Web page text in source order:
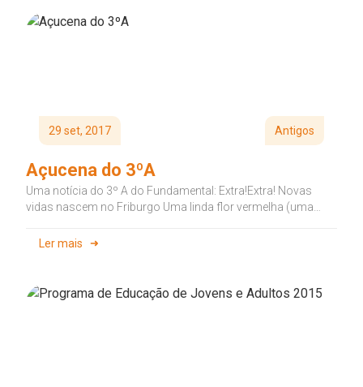
29 set, 2017 Antigos
Açucena do 3ºA
Uma notícia do 3º A do Fundamental: Extra!Extra! Novas
vidas nascem no Friburgo Uma linda flor vermelha (uma
Ler mais